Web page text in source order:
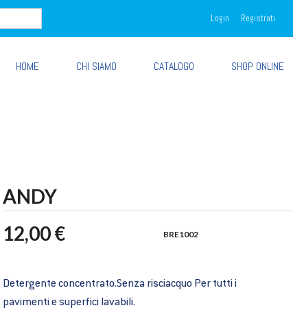
Login Registrati
HOME CHI SIAMO CATALOGO SHOP ONLINE
ANDY
12,00 €
BRE1002
Detergente concentrato.Senza risciacquo Per tutti i
pavimenti e superfici lavabili.